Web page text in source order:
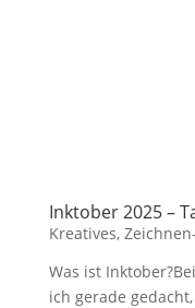
Inktober 2025 –
Kreatives,
Was ist
ich gerade